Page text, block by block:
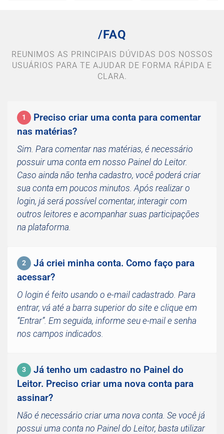
/FAQ
REUNIMOS AS PRINCIPAIS DÚVIDAS DOS NOSSOS
USUÁRIOS PARA TE AJUDAR DE FORMA RÁPIDA E
CLARA.
1
Preciso criar uma conta para comentar
nas matérias?
Sim. Para comentar nas matérias, é necessário
possuir uma conta em nosso Painel do Leitor.
Caso ainda não tenha cadastro, você poderá criar
sua conta em poucos minutos. Após realizar o
login, já será possível comentar, interagir com
outros leitores e acompanhar suas participações
na plataforma.
2
Já criei minha conta. Como faço para
acessar?
O login é feito usando o e-mail cadastrado. Para
entrar, vá até a barra superior do site e clique em
“Entrar”. Em seguida, informe seu e-mail e senha
nos campos indicados.
3
Já tenho um cadastro no Painel do
Leitor. Preciso criar uma nova conta para
assinar?
Não é necessário criar uma nova conta. Se você já
possui uma conta no Painel do Leitor, basta utilizar